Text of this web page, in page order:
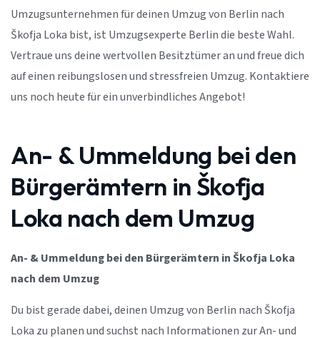
Umzugsunternehmen für deinen Umzug von Berlin nach
Škofja Loka bist, ist Umzugsexperte Berlin die beste Wahl.
Vertraue uns deine wertvollen Besitztümer an und freue dich
auf einen reibungslosen und stressfreien Umzug. Kontaktiere
uns noch heute für ein unverbindliches Angebot!
An- & Ummeldung bei den
Bürgerämtern in Škofja
Loka nach dem Umzug
An- & Ummeldung bei den Bürgerämtern in Škofja Loka
nach dem Umzug
Du bist gerade dabei, deinen Umzug von Berlin nach Škofja
Loka zu planen und suchst nach Informationen zur An- und